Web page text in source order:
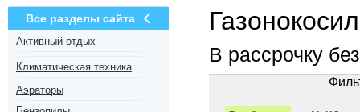
Все разделы сайта
Активный отдых
Климатическая техника
Аэраторы
В рассрочку